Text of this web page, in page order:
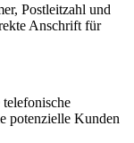
Postleitzahl und
Anschrift für
potenzielle Kunden